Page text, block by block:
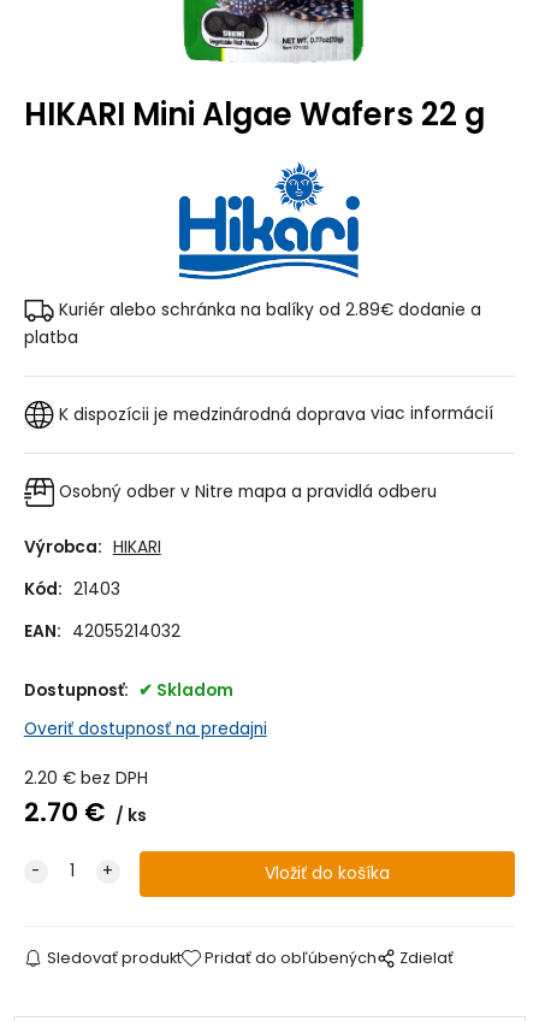
HIKARI Mini Algae Wafers 22 g
Kuriér alebo schránka na balíky od 2.89€ dodanie a
platba
K dispozícii je medzinárodná doprava viac informácií
Osobný odber v Nitre mapa a pravidlá odberu
Výrobca: HIKARI
Kód: 21403
EAN: 42055214032
Dostupnosť:
Skladom
Overiť dostupnosť na predajni
2.20 € bez DPH
2.70 € ks
Sledovať produkt Pridať do obľúbených Zdielať